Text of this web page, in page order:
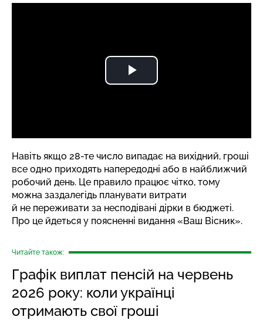
Навіть якщо 28-те число випадає на вихідний, гроші
все одно приходять напередодні або в найближчий
робочий день. Це правило працює чітко, тому
можна заздалегідь планувати витрати
й не переживати за несподівані дірки в бюджеті.
Про це йдеться у поясненні видання «Ваш Вісник».
Читайте також:
Графік виплат пенсій на червень
2026 року: коли українці
отримають свої гроші